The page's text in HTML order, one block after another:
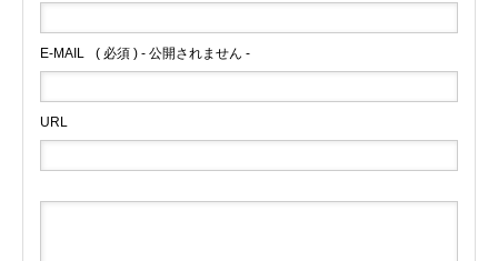
E-MAIL ( 必須 ) - 公開されません -
URL